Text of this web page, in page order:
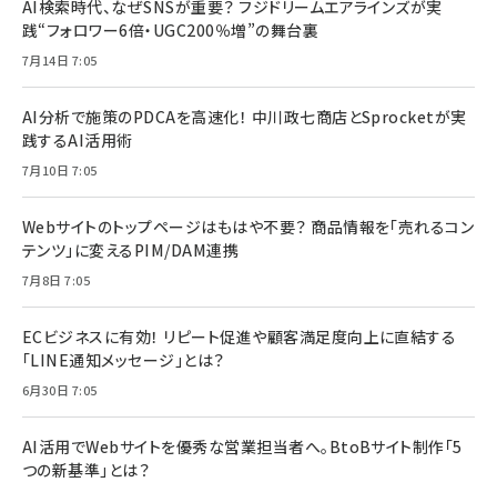
AI検索時代、なぜSNSが重要？ フジドリームエアラインズが実
践“フォロワー6倍・UGC200％増”の舞台裏
7月14日 7:05
AI分析で施策のPDCAを高速化！ 中川政七商店とSprocketが実
践するAI活用術
7月10日 7:05
Webサイトのトップページはもはや不要？ 商品情報を「売れるコン
テンツ」に変えるPIM/DAM連携
7月8日 7:05
ECビジネスに有効！ リピート促進や顧客満足度向上に直結する
「LINE通知メッセージ」とは？
6月30日 7:05
AI活用でWebサイトを優秀な営業担当者へ。BtoBサイト制作「5
つの新基準」とは？